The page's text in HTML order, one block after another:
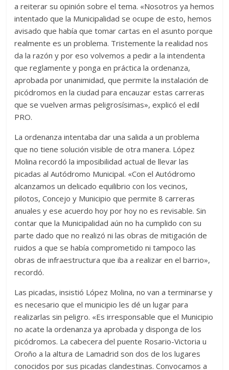
a reiterar su opinión sobre el tema. «Nosotros ya hemos
intentado que la Municipalidad se ocupe de esto, hemos
avisado que había que tomar cartas en el asunto porque
realmente es un problema. Tristemente la realidad nos
da la razón y por eso volvemos a pedir a la intendenta
que reglamente y ponga en práctica la ordenanza,
aprobada por unanimidad, que permite la instalación de
picódromos en la ciudad para encauzar estas carreras
que se vuelven armas peligrosísimas», explicó el edil
PRO.
La ordenanza intentaba dar una salida a un problema
que no tiene solución visible de otra manera. López
Molina recordó la imposibilidad actual de llevar las
picadas al Autódromo Municipal. «Con el Autódromo
alcanzamos un delicado equilibrio con los vecinos,
pilotos, Concejo y Municipio que permite 8 carreras
anuales y ese acuerdo hoy por hoy no es revisable. Sin
contar que la Municipalidad aún no ha cumplido con su
parte dado que no realizó ni las obras de mitigación de
ruidos a que se había comprometido ni tampoco las
obras de infraestructura que iba a realizar en el barrio»,
recordó.
Las picadas, insistió López Molina, no van a terminarse y
es necesario que el municipio les dé un lugar para
realizarlas sin peligro. «Es irresponsable que el Municipio
no acate la ordenanza ya aprobada y disponga de los
picódromos. La cabecera del puente Rosario-Victoria u
Oroño a la altura de Lamadrid son dos de los lugares
conocidos por sus picadas clandestinas. Convocamos a